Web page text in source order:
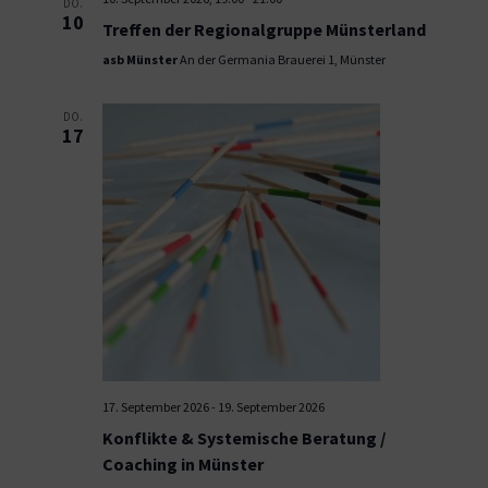
DO.
10 Treffen der Regionalgruppe Münsterland
asb MünsterAn der Germania Brauerei 1, Münster
DO.
17
17. September 2026- 19. September 2026
Konflikte & Systemische Beratung /
Coaching in Münster